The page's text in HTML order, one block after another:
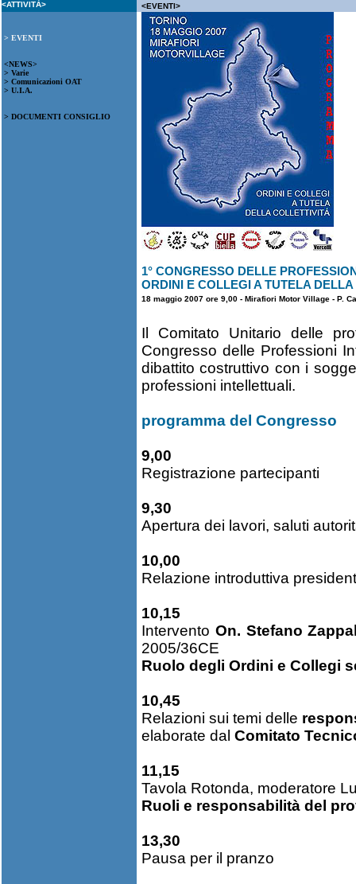
<ATTIVITÀ> <EVENTI>
> EVENTI
<NEWS>
> Varie
> Comunicazioni OAT
> U.I.A.
> DOCUMENTI CONSIGLIO
1° CONGRESSO DELLE
ORDINI E COLLEGI A TUTELA
18 maggio 2007 ore 9,00 - Mirafiori Motor Village - P.
Il Comitato Unitario delle
Congresso delle Professioni
dibattito costruttivo con i
professioni intellettuali.
programma del Congresso
9,00
Registrazione partecipanti
9,30
Apertura dei lavori, saluti
10,00
Relazione introduttiva
10,15
Intervento On. Stefano
2005/36CE
Ruolo degli Ordini e Collegi
10,45
Relazioni sui temi delle
elaborate dal Comitato
11,15
Tavola Rotonda, moderatore
Ruoli e responsabilità del
13,30
Pausa per il pranzo